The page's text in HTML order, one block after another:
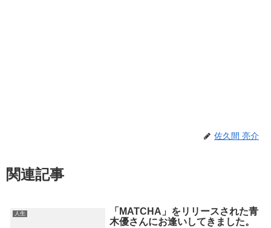
佐久間 亮介
関連記事
人生
「MATCHA」をリリースされた青
木優さんにお逢いしてきました。